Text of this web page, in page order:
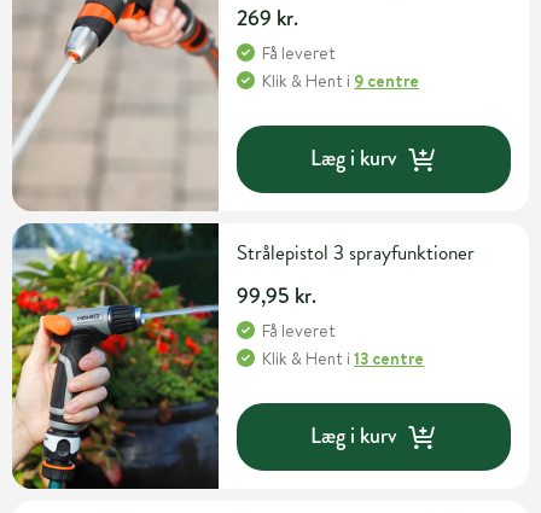
269 kr.
Få leveret
Klik & Hent i 9 centre
Læg i kurv
Strålepistol 3 sprayfunktioner
99,95 kr.
Få leveret
Klik & Hent i13 centre
Læg i kurv